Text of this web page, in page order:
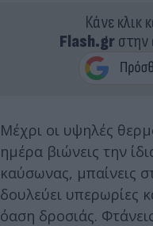
Κάνε κλικ
Flash.grστην
Μέχρι οι υψηλές
ημέρα βιώνεις την
καύσωνας, μπαίνεις
δουλεύει υπερωρίες
όαση δροσιάς.